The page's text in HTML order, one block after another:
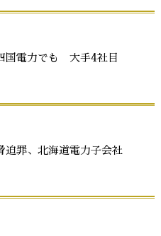
国電力でも 大手4社目
罪、北海道電力子会社